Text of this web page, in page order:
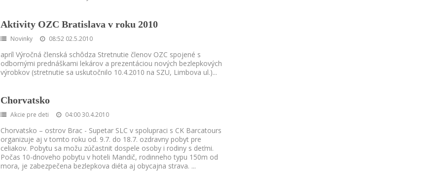
Aktivity OZC Bratislava v roku 2010
Novinky 08:52 02.5.2010
apríl Výročná členská schôdza Stretnutie členov OZC spojené s
odbornými prednáškami lekárov a prezentáciou nových bezlepkových
výrobkov (stretnutie sa uskutočnilo 10.4.2010 na SZU, Limbova ul.)...
Chorvatsko
Akcie pre deti 04:00 30.4.2010
Chorvatsko – ostrov Brac - Supetar SLC v spolupraci s CK Barcatours
organizuje aj v tomto roku od. 9.7. do 18.7. ozdravny pobyt pre
celiakov. Pobytu sa možu zúčastnit dospele osoby i rodiny s deťmi.
Počas 10-dnoveho pobytu v hoteli Mandič, rodinneho typu 150m od
mora, je zabezpečena bezlepkova diéta aj obycajna strava. ...